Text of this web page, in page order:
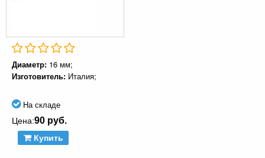
Диаметр: 16 мм;
Изготовитель: Италия;
На складе
Цена:90 руб.
Купить